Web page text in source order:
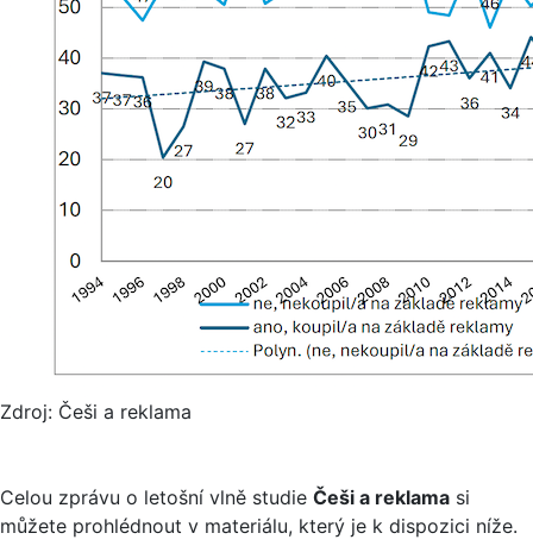
Zdroj: Češi a reklama
Celou zprávu o letošní vlně studie Češi a reklama si
můžete prohlédnout v materiálu, který je k dispozici níže.